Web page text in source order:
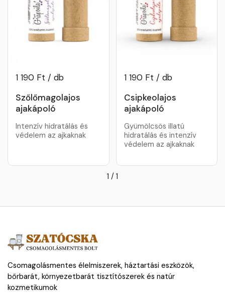
1 190 Ft / db
Szőlőmagolajos
ajakápoló
Intenzív hidratálás és
védelem az ajkaknak
1 190 Ft / db
Csipkeolajos
ajakápoló
Gyümölcsös illatú
hidratálás és intenzív
védelem az ajkaknak
1 / 1
Csomagolásmentes élelmiszerek, háztartási eszközök,
bőrbarát, környezetbarát tisztítószerek és natúr
kozmetikumok